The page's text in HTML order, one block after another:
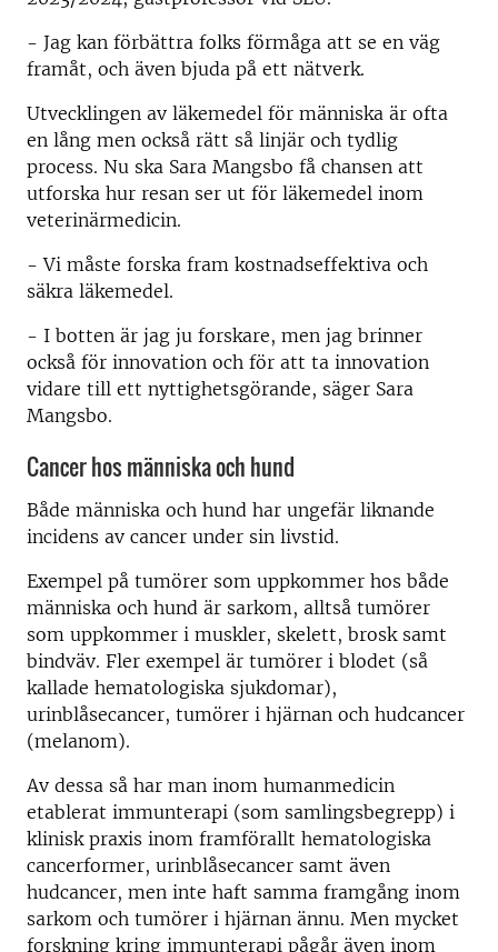
- Jag kan förbättra folks förmåga att se en väg
framåt, och även bjuda på ett nätverk.
Utvecklingen av läkemedel för människa är ofta
en lång men också rätt så linjär och tydlig
process. Nu ska Sara Mangsbo få chansen att
utforska hur resan ser ut för läkemedel inom
veterinärmedicin.
- Vi måste forska fram kostnadseffektiva och
säkra läkemedel.
- I botten är jag ju forskare, men jag brinner
också för innovation och för att ta innovation
vidare till ett nyttighetsgörande, säger Sara
Mangsbo.
Cancer hos människa och hund
Både människa och hund har ungefär liknande
incidens av cancer under sin livstid.
Exempel på tumörer som uppkommer hos både
människa och hund är sarkom, alltså tumörer
som uppkommer i muskler, skelett, brosk samt
bindväv. Fler exempel är tumörer i blodet (så
kallade hematologiska sjukdomar),
urinblåsecancer, tumörer i hjärnan och hudcancer
(melanom).
Av dessa så har man inom humanmedicin
etablerat immunterapi (som samlingsbegrepp) i
klinisk praxis inom framförallt hematologiska
cancerformer, urinblåsecancer samt även
hudcancer, men inte haft samma framgång inom
sarkom och tumörer i hjärnan ännu. Men mycket
forskning kring immunterapi pågår även inom